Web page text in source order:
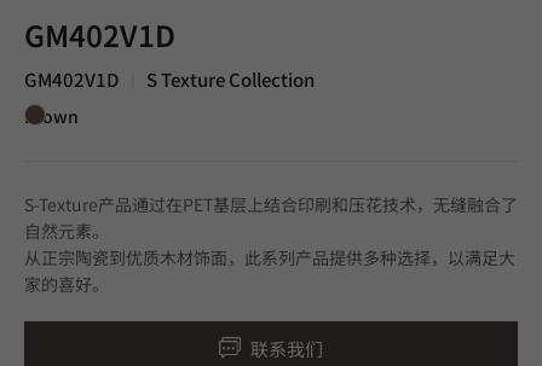
GM402V1D
GM402V1D S Texture Collection
Brown
S-Texture产品通过在PET基层上结合印刷和压花技术，无缝融合了
自然元素。
从正宗陶瓷到优质木材饰面，此系列产品提供多种选择，以满足大
家的喜好。
联系我们